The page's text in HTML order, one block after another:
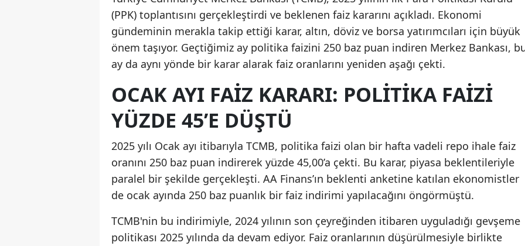
(PPK) toplantısını gerçekleştirdi ve beklenen faiz kararını açıkladı. Ekonomi
gündeminin merakla takip ettiği karar, altın, döviz ve borsa yatırımcıları için büyük
önem taşıyor. Geçtiğimiz ay politika faizini 250 baz puan indiren Merkez Bankası,
ay da aynı yönde bir karar alarak faiz oranlarını yeniden aşağı çekti.
OCAK AYI FAIZ KARARI: POLITIKA FAIZI
YÜZDE 45’E DÜŞTÜ
2025 yılı Ocak ayı itibarıyla TCMB, politika faizi olan bir hafta vadeli repo ihale faiz
oranını 250 baz puan indirerek yüzde 45,00’a çekti. Bu karar, piyasa beklentileriyle
paralel bir şekilde gerçekleşti. AA Finans’ın beklenti anketine katılan ekonomistler
de ocak ayında 250 baz puanlık bir faiz indirimi yapılacağını öngörmüştü.
TCMB'nin bu indirimiyle, 2024 yılının son çeyreğinden itibaren uyguladığı gevşeme
politikası 2025 yılında da devam ediyor. Faiz oranlarının düşürülmesiyle birlikte